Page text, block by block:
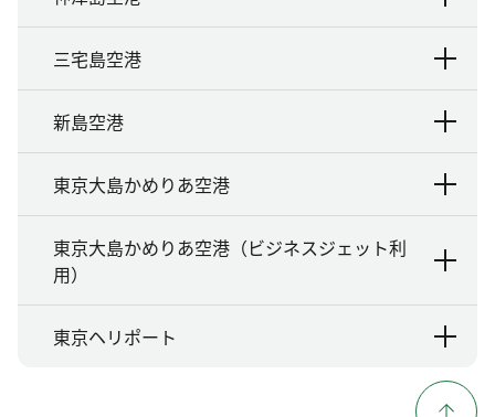
三宅島空港
新島空港
東京大島かめりあ空港
東京大島かめりあ空港（ビジネスジェット利
用）
東京ヘリポート